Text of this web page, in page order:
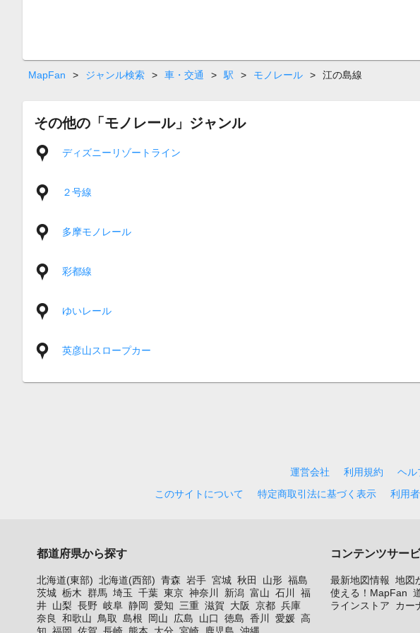
MapFan > ジャンル検索 > 車・交通 > 駅 > モノレール > 江の島線
その他の「モノレール」ジャンル
ディズニーリゾートライン
２号線
多摩モノレール
彩都線
ゆいレール
英彦山スロープカー
運営会社 利用規約 ヘル
このサイトについて
特定商取引法に基づく表示 利用
都道府県から探す
北海道(東部) 北海道(西部) 青森 岩手 宮城 秋田 山形 福島
茨城 栃木 群馬 埼玉 千葉 東京 神奈川 新潟 富山 石川
福
井 山梨 長野 岐阜 静岡 愛知 三重 滋賀 大阪 京都 兵庫
奈良
和歌山 鳥取 島根 岡山 広島 山口 徳島 香川 愛媛 高
知 福岡 佐賀 長崎 熊本 大分 宮崎 鹿児島 沖縄
コンテンツサー
最新地図情報 地図
使える！MapFan
ラインストア
カー